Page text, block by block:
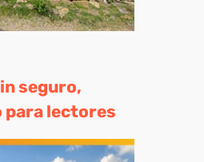
seguro,
para lectores